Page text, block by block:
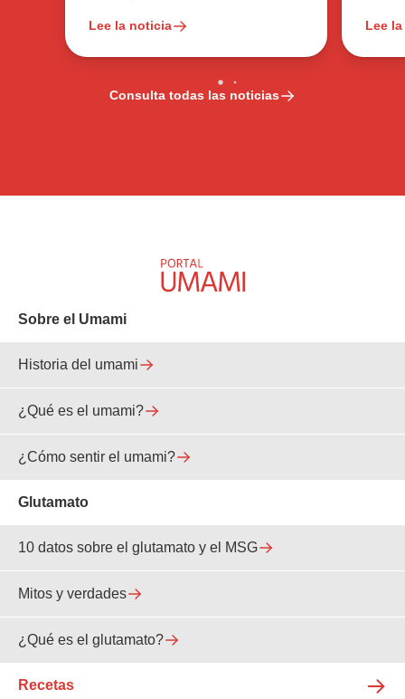
Lee la noticia Lee
Consulta todas las noticias
Sobre el Umami
Historia del umami
¿Qué es el umami?
¿Cómo sentir el umami?
Glutamato
10 datos sobre el glutamato y el MSG
Mitos y verdades
¿Qué es el glutamato?
Recetas